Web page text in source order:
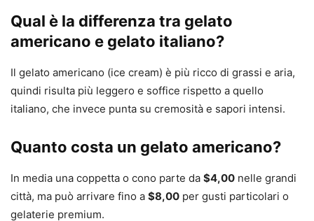
Qual è la differenza tra gelato
americano e gelato italiano?
Il gelato americano (ice cream) è più ricco di grassi e aria,
quindi risulta più leggero e soffice rispetto a quello
italiano, che invece punta su cremosità e sapori intensi.
Quanto costa un gelato americano?
In media una coppetta o cono parte da $4,00 nelle grandi
città, ma può arrivare fino a $8,00 per gusti particolari o
gelaterie premium.